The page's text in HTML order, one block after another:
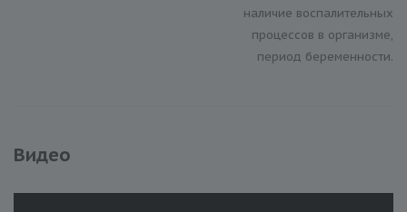
наличие воспалительных
процессов в организме,
период беременности.
Видео